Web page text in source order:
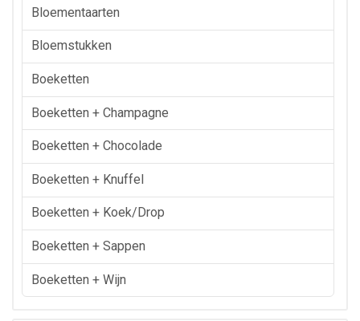
Bloementaarten
Bloemstukken
Boeketten
Boeketten + Champagne
Boeketten + Chocolade
Boeketten + Knuffel
Boeketten + Koek/drop
Boeketten + Sappen
Boeketten + Wijn